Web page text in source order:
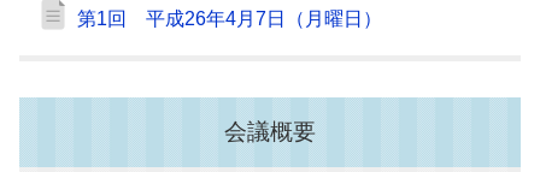
第1回 平成26年4月7日（月曜日）
会議概要